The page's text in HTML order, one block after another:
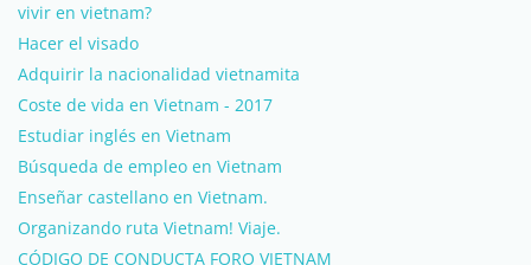
vivir en vietnam?
Hacer el visado
Adquirir la nacionalidad vietnamita
Coste de vida en Vietnam - 2017
Estudiar inglés en Vietnam
Búsqueda de empleo en Vietnam
Enseñar castellano en Vietnam.
Organizando ruta Vietnam! Viaje.
CÓDIGO DE CONDUCTA FORO VIETNAM